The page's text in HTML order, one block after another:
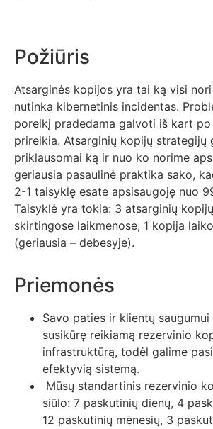
Požiūris
Atsarginės kopijos yra tai ką visi
nutinka kibernetinis incidentas.
poreikį pradedama galvoti iš kart
prireikia. Atsarginių kopijų strategijų
priklausomai ką ir nuo ko norime
geriausia pasaulinė praktika sako,
2-1 taisyklę esate apsisaugoję nuo
Taisyklė yra tokia: 3 atsarginių
skirtingose laikmenose, 1 kopija
(geriausia – debesyje).
Priemonės
Savo paties ir klientų
susikūrę reikiamą rezervinio
infrastruktūrą, todėl galime
efektyvią sistemą.
Mūsų standartinis rezervinio
siūlo: 7 paskutinių dienų, 4
12 paskutinių mėnesių, 3